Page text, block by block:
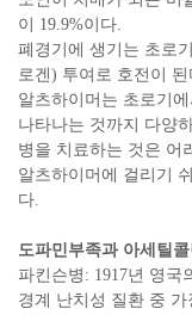
이 19.9%이다.
폐경기에 생기는 초로
로겐) 투여로 호전이 된
알츠하이머는 초로기
나타나는 것까지 다양
병을 치료하는 것은 어
알츠하이머에 걸리기
다.
도파민부족과 아세틸콜
파킨슨병: 1917년 영국
경계 난치성 질환 중